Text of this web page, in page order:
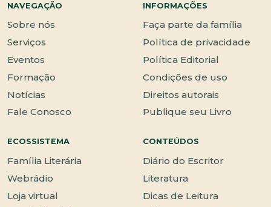
NAVEGAÇÃO
Sobre nós
Serviços
Eventos
Formação
Notícias
Fale Conosco
INFORMAÇÕES
Faça parte da família
Política de privacidade
Política Editorial
Condições de uso
Direitos autorais
Publique seu Livro
ECOSSISTEMA
Família Literária
Webrádio
Loja virtual
CONTEÚDOS
Diário do Escritor
Literatura
Dicas de Leitura